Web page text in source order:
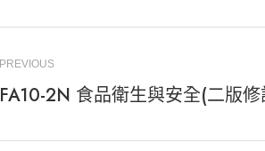
PREVIOUS
FA10-2N 食品衛生與安全(二版